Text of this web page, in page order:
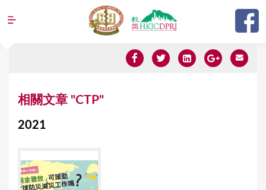
Jump to navigation
相關文章 "CTP"
2021